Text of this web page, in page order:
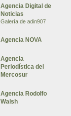
Agencia Digital de
Noticias
Galería de adin907
Agencia NOVA
Agencia
Periodística del
Mercosur
Agencia Rodolfo
Walsh